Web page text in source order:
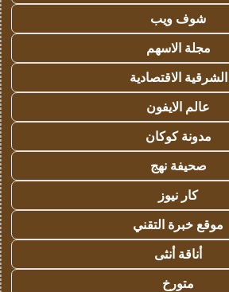
شوف ويب
مجلة الاسهم
الشرقية الاقتصادية
عالم الايفون
مدونة كوكان
صحيفة نهج
كار نيوز
موقع خبرة التقني
أناقة أنثى
متورخ